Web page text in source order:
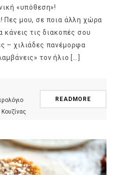
«υπόθεση»!
Πες μου, σε ποια άλλη χώρα
κάνεις τις διακοπές σου
– χιλιάδες πανέμορφα
τον ήλιο […]
READMORE